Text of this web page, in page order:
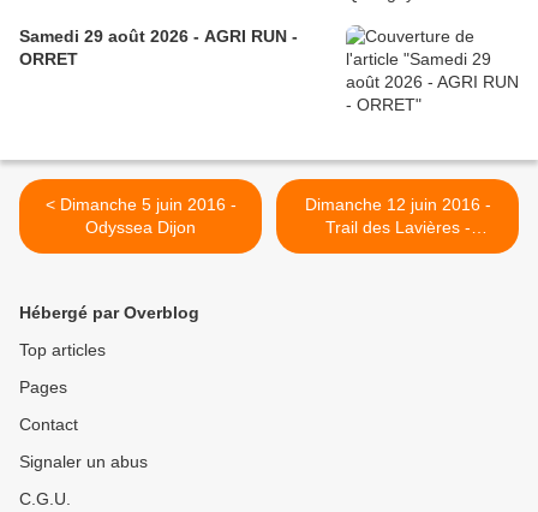
Samedi 29 août 2026 - AGRI RUN -
ORRET
< Dimanche 5 juin 2016 -
Odyssea Dijon
Dimanche 12 juin 2016 -
Trail des Lavières -
Savigny-le-Sec >
Hébergé par Overblog
Top articles
Pages
Contact
Signaler un abus
C.G.U.